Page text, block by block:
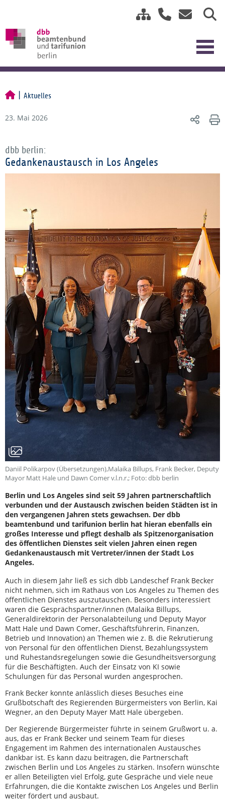
Aktuelles
23. Mai 2026
dbb berlin:
Gedankenaustausch in Los Angeles
Daniil Polikarpov (Übersetzungen),Malaika Billups, Frank Becker, Deputy
Mayor Matt Hale und Dawn Comer v.l.n.r.; Foto: dbb berlin
Berlin und Los Angeles sind seit 59 Jahren partnerschaftlich
verbunden und der Austausch zwischen beiden Städten ist in
den vergangenen Jahren stets gewachsen. Der dbb
beamtenbund und tarifunion berlin hat hieran ebenfalls ein
großes Interesse und pflegt deshalb als Spitzenorganisation
des öffentlichen Dienstes seit vielen Jahren einen regen
Gedankenaustausch mit Vertreter/innen der Stadt Los
Angeles.
Auch in diesem Jahr ließ es sich dbb Landeschef Frank Becker
nicht nehmen, sich im Rathaus von Los Angeles zu Themen des
öffentlichen Dienstes auszutauschen. Besonders interessiert
waren die Gesprächspartner/innen (Malaika Billups,
Generaldirektorin der Personalabteilung und Deputy Mayor
Matt Hale und Dawn Comer, Geschäftsführerin, Finanzen,
Betrieb und Innovation) an Themen wie z. B. die Rekrutierung
von Personal für den öffentlichen Dienst, Bezahlungssystem
und Ruhestandsregelungen sowie die Gesundheitsversorgung
für die Beschäftigten. Auch der Einsatz von KI sowie
Schulungen für das Personal wurden angesprochen.
Frank Becker konnte anlässlich dieses Besuches eine
Grußbotschaft des Regierenden Bürgermeisters von Berlin, Kai
Wegner, an den Deputy Mayer Matt Hale übergeben.
Der Regierende Bürgermeister führte in seinem Grußwort u. a.
aus, das er Frank Becker und seinem Team für dieses
Engagement im Rahmen des internationalen Austausches
dankbar ist. Es kann dazu beitragen, die Partnerschaft
zwischen Berlin und Los Angeles zu stärken. Insofern wünschte
er allen Beteiligten viel Erfolg, gute Gespräche und viele neue
Erfahrungen, die die Kontakte zwischen Los Angeles und Berlin
weiter fördert und ausbaut.